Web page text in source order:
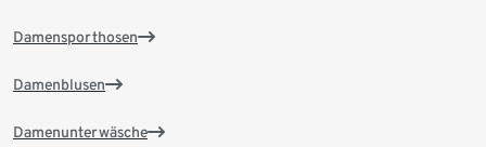
Damensporthosen
Damenblusen
Damenunterwäsche